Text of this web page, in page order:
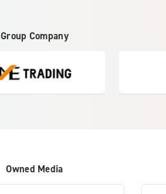
Group Company
Owned Media